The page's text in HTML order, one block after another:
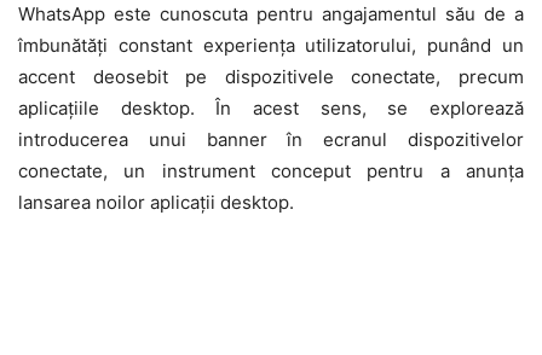
WhatsApp este cunoscuta pentru angajamentul său de a
îmbunătăți constant experiența utilizatorului, punând un
accent deosebit pe dispozitivele conectate, precum
aplicațiile desktop. În acest sens, se explorează
introducerea unui banner în ecranul dispozitivelor
conectate, un instrument conceput pentru a anunța
lansarea noilor aplicații desktop.